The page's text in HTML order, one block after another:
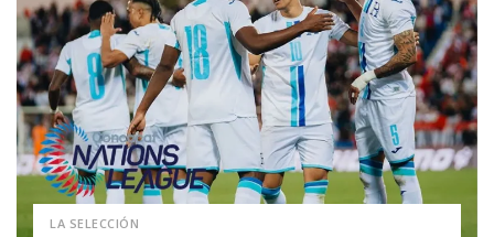
LA SELECCIÓN